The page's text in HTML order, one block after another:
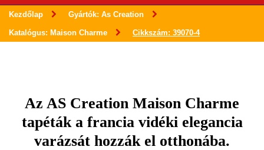
Kezdőlap Gyártók: As Creation
Katalógus: Maison Charme Cikkszám: 39070-4
Az AS Creation Maison Charme
tapéták a francia vidéki elegancia
varázsát hozzák el otthonába.